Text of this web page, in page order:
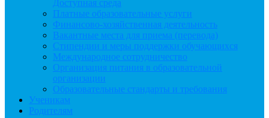
Доступная среда
Платные образовательные услуги
Финансово-хозяйственная деятельность
Вакантные места для приема (перевода)
Стипендии и меры поддержки обучающихся
Международное сотрудничество
Организация питания в образовательной
организации
Образовательные стандарты и требования
Ученикам
Родителям